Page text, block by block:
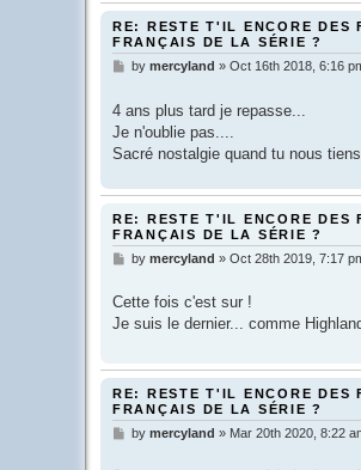
RE: RESTE T'IL ENCORE DES
FRANÇAIS DE LA SÉRIE ?
P
t
by mercyland » Oct 16th 2018, 6:16
4 ans plus tard je repasse...
Je n'oublie pas....
Sacré nostalgie quand tu nous
RE: RESTE T'IL ENCORE DES
FRANÇAIS DE LA SÉRIE ?
P
t
by mercyland » Oct 28th 2019, 7:17
Cette fois c'est sur !
Je suis le dernier... comme
RE: RESTE T'IL ENCORE DES
FRANÇAIS DE LA SÉRIE ?
Pby mercyland » Mar 20th 2020, 8:22